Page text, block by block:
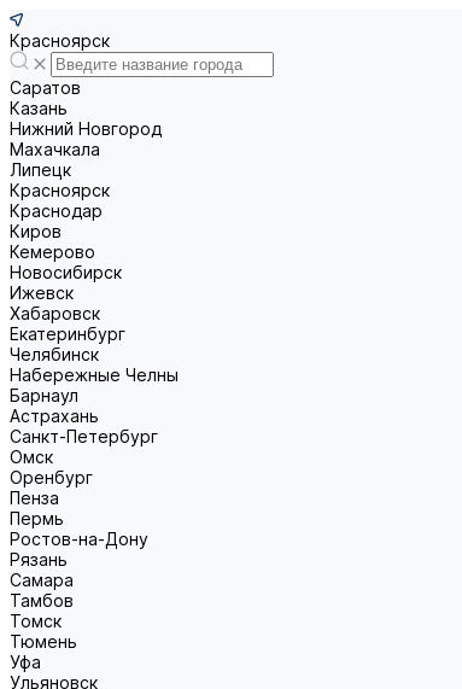
Красноярск
Саратов
Казань
Нижний Новгород
Махачкала
Липецк
Красноярск
Краснодар
Киров
Кемерово
Новосибирск
Ижевск
Хабаровск
Екатеринбург
Челябинск
Набережные Челны
Барнаул
Астрахань
Санкт-Петербург
Омск
Оренбург
Пенза
Пермь
Ростов-на-Дону
Рязань
Самара
Тамбов
Томск
Тюмень
Уфа
Ульяновск